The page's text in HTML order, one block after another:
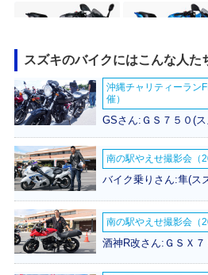
2021年 GIXXER S
F250・カラーチェ
ンジ
2020年
F250・新登場
スズキのバイクにはこんな人た
沖縄チャリティーラン
催）
GSさん:ＧＳ７５０(
南の駅やえせ撮影会（
バイク乗りさん:隼(ス
南の駅やえせ撮影会（